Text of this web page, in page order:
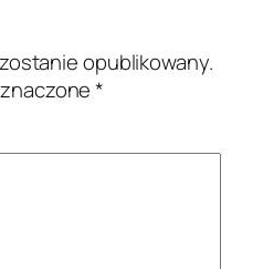
opublikowany.
*